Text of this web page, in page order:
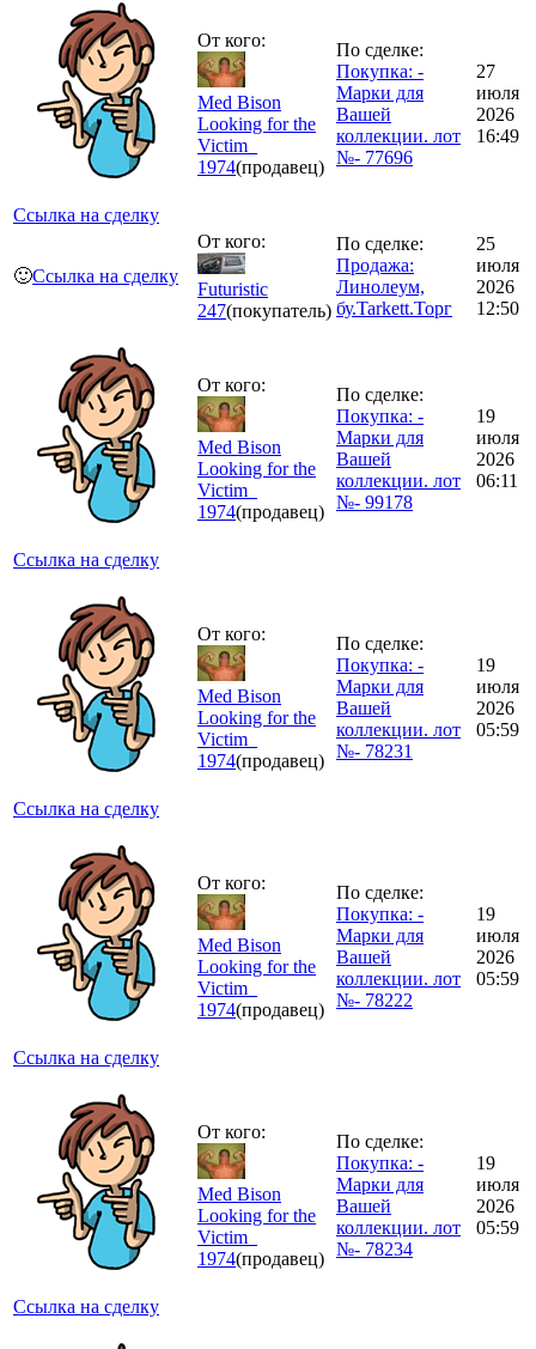
Ссылка на сделку
От кого:
Med Bison
Looking for the
Victim_
1974(продавец)
По сделке:
Покупка: -
Марки для
Вашей
коллекции. лот
№- 77696
27
июля
2026
16:49
🙂Ссылка на сделку
От кого:
Futuristic
247(покупатель)
По сделке:
Продажа:
Линолеум,
бу.Tarkett.Торг
25
июля
2026
12:50
Ссылка на сделку
От кого:
Med Bison
Looking for the
Victim_
1974(продавец)
По сделке:
Покупка: -
Марки для
Вашей
коллекции. лот
№- 99178
19
июля
2026
06:11
Ссылка на сделку
От кого:
Med Bison
Looking for the
Victim_
1974(продавец)
По сделке:
Покупка: -
Марки для
Вашей
коллекции. лот
№- 78231
19
июля
2026
05:59
Ссылка на сделку
От кого:
Med Bison
Looking for the
Victim_
1974(продавец)
По сделке:
Покупка: -
Марки для
Вашей
коллекции. лот
№- 78222
19
июля
2026
05:59
Ссылка на сделку
От кого:
Med Bison
Looking for the
Victim_
1974(продавец)
По сделке:
Покупка: -
Марки для
Вашей
коллекции. лот
№- 78234
19
июля
2026
05:59